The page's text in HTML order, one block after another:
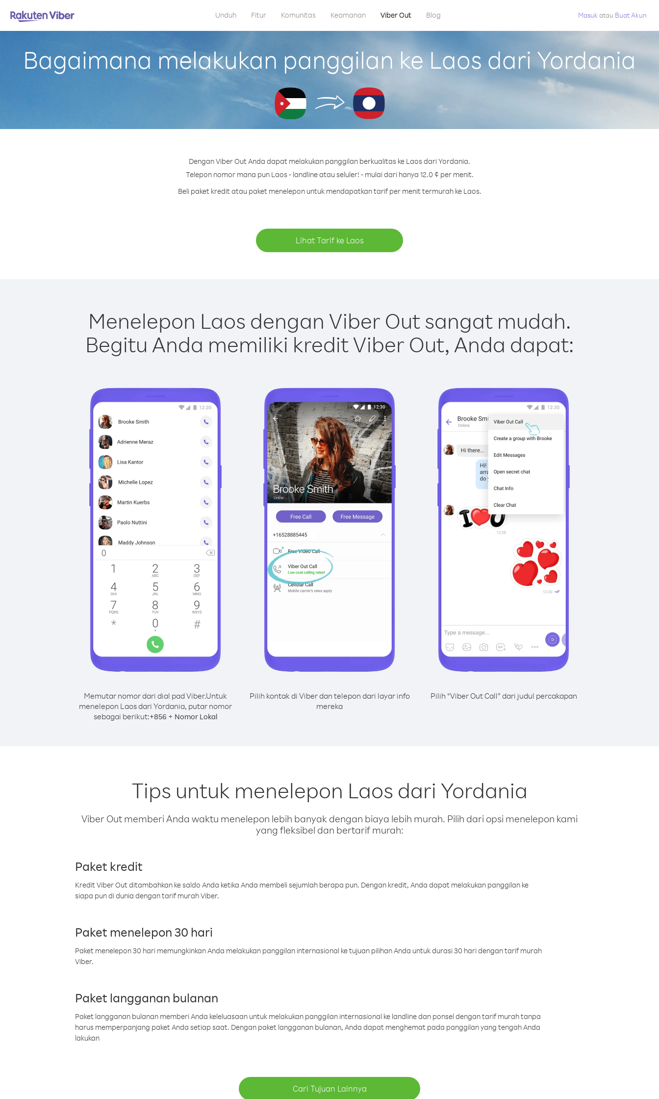
Unduh Fitur Komunitas Keamanan Viber Out Blog Masuk atau Buat Akun
Bagaimana melakukan panggilan ke Laos dari Yordania
Dengan Viber Out Anda dapat melakukan panggilan berkualitas ke Laos dari Yordania.
Telepon nomor mana pun Laos - landline atau seluler! - mulai dari hanya 12.0 ¢ per menit.
Beli paket kredit atau paket menelepon untuk mendapatkan tarif per menit termurah ke Laos.
Lihat Tarif ke Laos
Menelepon Laos dengan Viber Out sangat mudah.
Begitu Anda memiliki kredit Viber Out, Anda dapat:
Memutar nomor dari dial pad Viber.Untuk
menelepon Laos dari Yordania, putar nomor
sebagai berikut:+856 + Nomor Lokal
Pilih kontak di Viber dan telepon dari layar info
mereka
Pilih “Viber Out Call” dari judul percakapan
Tips untuk menelepon Laos dari Yordania
Viber Out memberi Anda waktu menelepon lebih banyak dengan biaya lebih murah. Pilih dari opsi menelepon kami
yang fleksibel dan bertarif murah:
Paket kredit
Kredit Viber Out ditambahkan ke saldo Anda ketika Anda membeli sejumlah berapa pun. Dengan kredit, Anda dapat melakukan panggilan ke
siapa pun di dunia dengan tarif murah Viber.
Paket menelepon 30 hari
Paket menelepon 30 hari memungkinkan Anda melakukan panggilan internasional ke tujuan pilihan Anda untuk durasi 30 hari dengan tarif murah
Viber.
Paket langganan bulanan
Paket langganan bulanan memberi Anda keleluasaan untuk melakukan panggilan internasional ke landline dan ponsel dengan tarif murah tanpa
harus memperpanjang paket Anda setiap saat. Dengan paket langganan bulanan, Anda dapat menghemat pada panggilan yang tengah Anda
lakukan
Cari Tujuan Lainnya